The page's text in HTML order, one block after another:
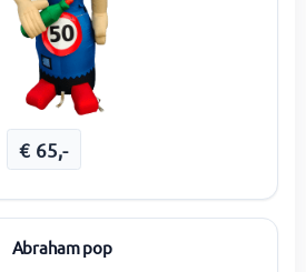
€ 65,-
Abraham pop